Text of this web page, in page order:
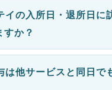
イの入所日・退所日に
すか？
は他サービスと同日で